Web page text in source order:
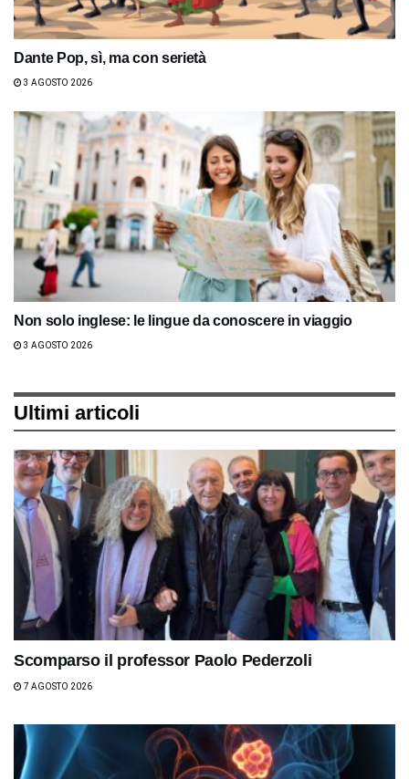
Dante Pop, sì, ma con serietà
3 AGOSTO 2026
Non solo inglese: le lingue da conoscere in viaggio
3 AGOSTO 2026
Ultimi articoli
Scomparso il professor Paolo Pederzoli
7 AGOSTO 2026